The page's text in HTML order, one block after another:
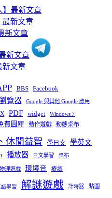
BBS Facebook
覽器 Google 與其他 Google 應用
PDF widget Windows 7
費圖庫 動作遊戲 動態桌布
休閒益智 學日文 學英文
播放器 日文學習 桌布
物理遊戲 環境音 療癒
語學習 解謎遊戲 計時器
貼圖